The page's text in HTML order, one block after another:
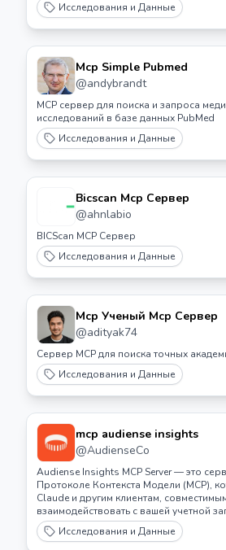
Исследования и Данные
Mcp Simple Pubmed
@andybrandt
MCP сервер для поиска и запроса
исследований в базе данных PubMed
Исследования и Данные
Bicscan Mcp Сервер
@ahnlabio
BICScan MCP Сервер
Исследования и Данные
Mcp Ученый Mcp Сервер
@adityak74
Сервер MCP для поиска точных
Исследования и Данные
mcp audiense insights
@AudienseCo
Audiense Insights MCP Server — это
Протоколе Контекста Модели (MCP),
Claude и другим клиентам,
взаимодействовать с вашей учетной
Insights.
Исследования и Данные